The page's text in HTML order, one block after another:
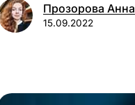
Прозорова Анна
15.09.2022